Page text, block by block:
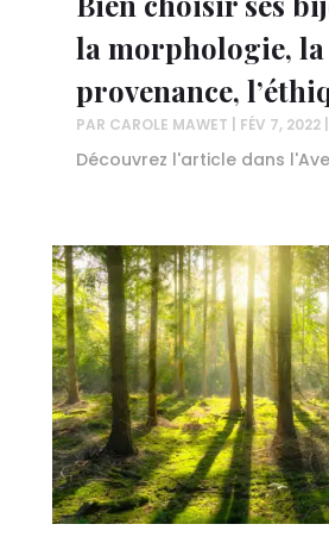
la morphologie, la
provenance,
PAR CAROLE MAWET FÉV 7, 2022|
Découvrez l'article dans